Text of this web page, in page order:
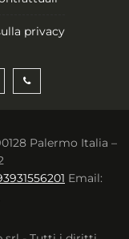
privacy
Palermo Italia –
Email: